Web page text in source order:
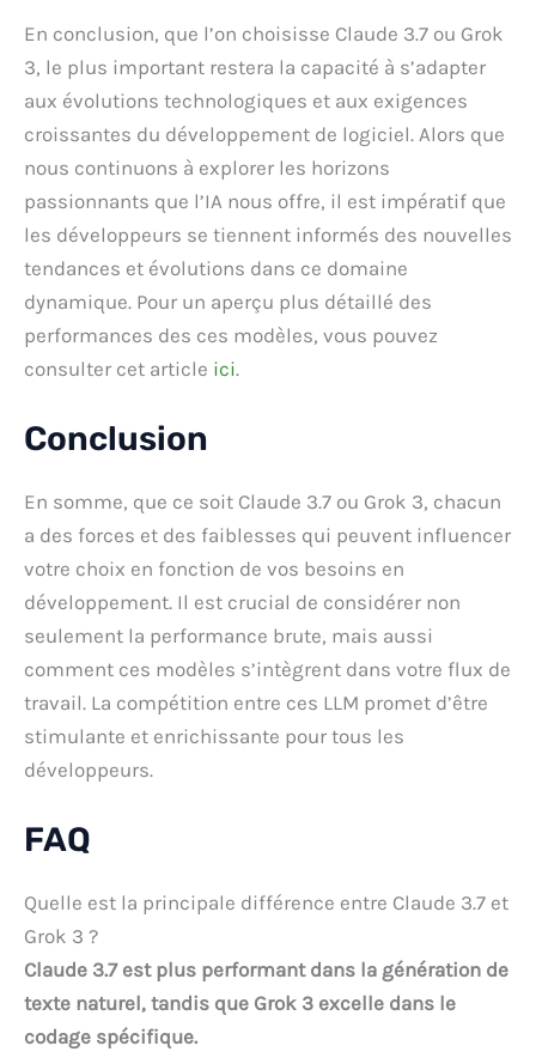
En conclusion, que l’on choisisse Claude 3.7 ou Grok
3, le plus important restera la capacité à s’adapter
aux évolutions technologiques et aux exigences
croissantes du développement de logiciel. Alors que
nous continuons à explorer les horizons
passionnants que l’IA nous offre, il est impératif que
les développeurs se tiennent informés des nouvelles
tendances et évolutions dans ce domaine
dynamique. Pour un aperçu plus détaillé des
performances des ces modèles, vous pouvez
consulter cet article ici.
Conclusion
En somme, que ce soit Claude 3.7 ou Grok 3, chacun
a des forces et des faiblesses qui peuvent influencer
votre choix en fonction de vos besoins en
développement. Il est crucial de considérer non
seulement la performance brute, mais aussi
comment ces modèles s’intègrent dans votre flux de
travail. La compétition entre ces LLM promet d’être
stimulante et enrichissante pour tous les
développeurs.
FAQ
Quelle est la principale différence entre Claude 3.7 et
Grok 3 ?
Claude 3.7 est plus performant dans la génération de
texte naturel, tandis que Grok 3 excelle dans le
codage spécifique.